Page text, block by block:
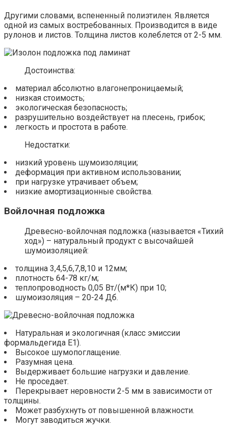
Другими словами, вспененный полиэтилен. Является
одной из самых востребованных. Производится в виде
рулонов и листов. Толщина листов колеблется от 2-5 мм.
Достоинства:
материал абсолютно влагонепроницаемый;
низкая стоимость;
экологическая безопасность;
разрушительно воздействует на плесень, грибок;
легкость и простота в работе.
Недостатки:
низкий уровень шумоизоляции;
деформация при активном использовании;
при нагрузке утрачивает объем;
низкие амортизационные свойства.
Войлочная подложка
Древесно-войлочная подложка (называется «Тихий
ход») – натуральный продукт с высочайшей
шумоизоляцией:
толщина 3,4,5,6,7,8,10 и 12мм;
плотность 64-78 кг/м;
теплопроводность 0,05 Вт/(м*К) при 10;
шумоизоляция – 20-24 Дб.
Натуральная и экологичная (класс эмиссии
формальдегида Е1).
Высокое шумопоглащение.
Разумная цена.
Выдерживает большие нагрузки и давление.
Не проседает.
Перекрывает неровности 2-5 мм в зависимости от
толщины.
Может разбухнуть от повышенной влажности.
Могут заводиться жучки.